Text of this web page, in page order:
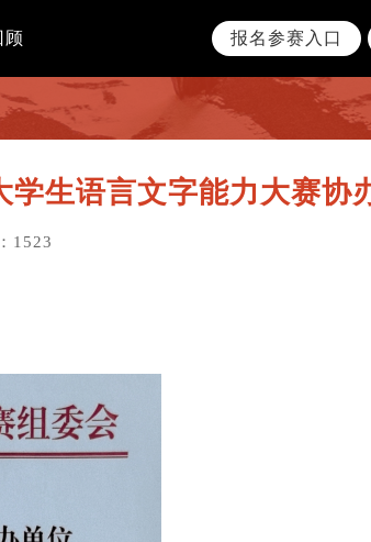
顾 报名参赛入口
生语言文字能力大赛协
1523